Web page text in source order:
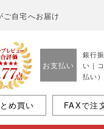
自宅へお届け
お支払い
銀行
い｜
払い
め買い FAXで注